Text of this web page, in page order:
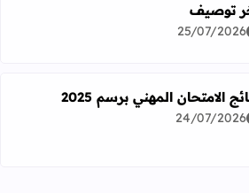
دورة تكوينية شاملة في علوم التربية
توصيف
25/07/2026
الامتحان المهني برسم 2025
الامتحان المهني برسم 2025
24/07/2026